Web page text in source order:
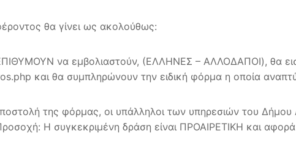
θα γίνει ως ακολούθως:
ΕΠΙΘΥΜΟΥΝ να εμβολιαστούν, (ΕΛΛΗΝΕΣ – ΑΛΛΟΔΑΠΟΙ), θα
και θα συμπληρώνουν την ειδική φόρμα η οποία
της φόρμας, οι υπάλληλοι των υπηρεσιών του Δήμου
Η συγκεκριμένη δράση είναι ΠΡΟΑΙΡΕΤΙΚΗ και